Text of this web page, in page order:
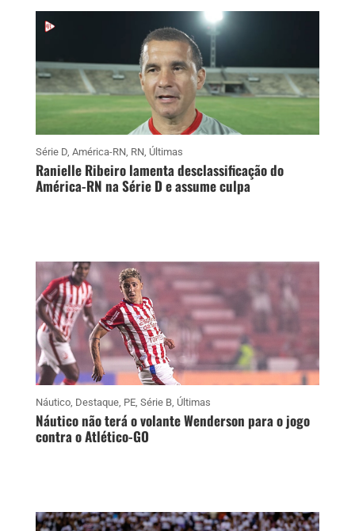
Série D, América-RN, RN, Últimas
Ranielle Ribeiro lamenta desclassificação do
América-RN na Série D e assume culpa
Náutico, Destaque, PE, Série B, Últimas
Náutico não terá o volante Wenderson para o jogo
contra o Atlético-GO